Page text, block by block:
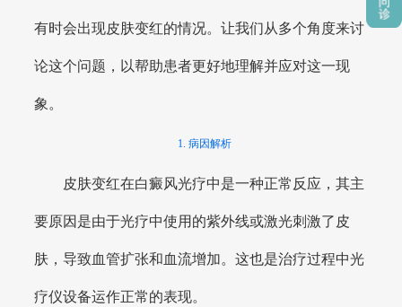
有时会出现皮肤变红的情况。让我们从多个角度来讨
论这个问题，以帮助患者更好地理解并应对这一现
象。
1. 病因解析
皮肤变红在白癜风光疗中是一种正常反应，其主
要原因是由于光疗中使用的紫外线或激光刺激了皮
肤，导致血管扩张和血流增加。这也是治疗过程中光
疗仪设备运作正常的表现。